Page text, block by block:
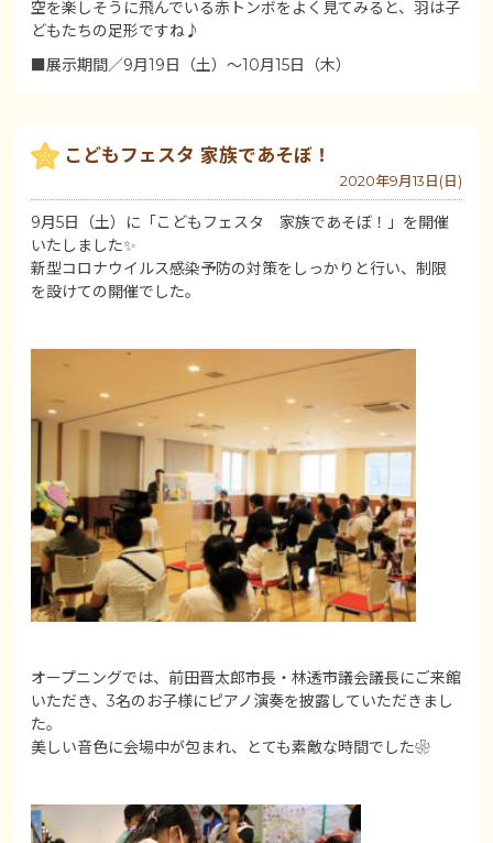
空を楽しそうに飛んでいる赤トンボをよく見てみると、羽は子
どもたちの足形ですね♪
■展示期間／9月19日（土）～10月15日（木）
こどもフェスタ 家族であそぼ！
2020年9月13日(日)
9月5日（土）に「こどもフェスタ 家族であそぼ！」を開催
いたしました✨
新型コロナウイルス感染予防の対策をしっかりと行い、制限
を設けての開催でした。
オープニングでは、前田晋太郎市長・林透市議会議長にご来館
いただき、3名のお子様にピアノ演奏を披露していただきまし
た。
美しい音色に会場中が包まれ、とても素敵な時間でした❀